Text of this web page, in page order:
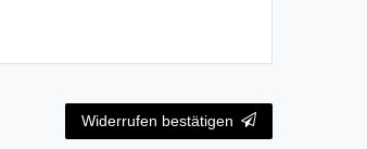
Widerrufen bestätigen